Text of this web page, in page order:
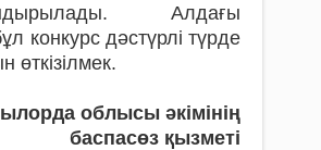
Алдағы
конкурс дәстүрлі түрде
өткізілмек.
облысы әкімінің
баспасөз қызметі